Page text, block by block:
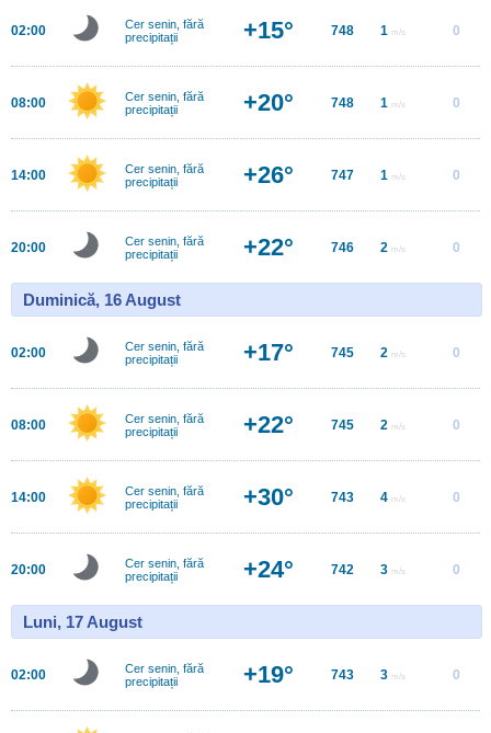
02:00
Cer senin, fără
precipitații
+15° 748 1 m/s 0
08:00
Cer senin, fără
precipitații
+20° 748 1 m/s 0
14:00
Cer senin, fără
precipitații
+26° 747 1 m/s 0
20:00
Cer senin, fără
precipitații
+22° 746 2 m/s 0
Duminică, 16 August
02:00
Cer senin, fără
precipitații
+17° 745 2 m/s 0
08:00
Cer senin, fără
precipitații
+22° 745 2 m/s 0
14:00
Cer senin, fără
precipitații
+30° 743 4 m/s 0
20:00
Cer senin, fără
precipitații
+24° 742 3 m/s 0
Luni, 17 August
02:00
Cer senin, fără
precipitații
+19° 743 3 m/s 0